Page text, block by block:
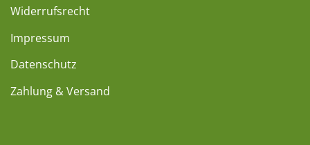
Widerrufsrecht
Impressum
Datenschutz
Zahlung & Versand